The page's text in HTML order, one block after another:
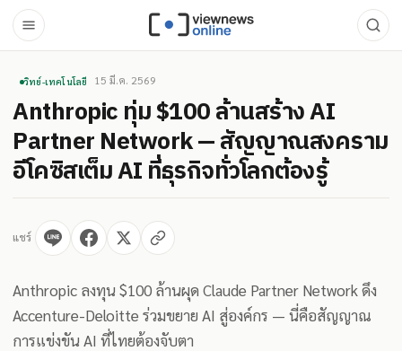
วิทย์-เทคโนโลยี 15 มี.ค. 2569
Anthropic ทุ่ม $100 ล้านสร้าง AI
Partner Network — สัญญาณสงคราม
อีโคซิสเต็ม AI ที่ธุรกิจทั่วโลกต้องรู้
แชร์
Anthropic ลงทุน $100 ล้านผุด Claude Partner Network ดึง
Accenture-Deloitte ร่วมขยาย AI สู่องค์กร — นี่คือสัญญาณ
การแข่งขัน AI ที่ไทยต้องจับตา